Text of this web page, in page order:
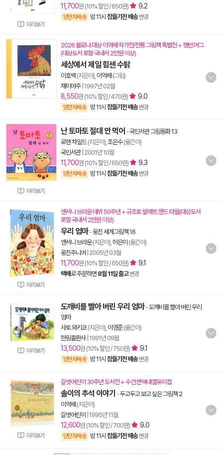
미리보기
11,700원 (10% 할인 / 650원) 9.2
양탄자배송 밤 11시 잠들기전 배송 변경
2026 볼로냐 대상 이억배 작가전/전통 그림책 특별전 + 쟁반.머그
(대상도서 포함 국내서 2만원 이상)
세상에서 제일 힘센 수탉
이호백 (지은이), 이억배 (그림)
재미마주| 1997년 02월
8,550원 (10% 할인 / 470원) 9.0
양탄자배송 밤 11시 잠들기전 배송 변경
미리보기
난 토마토 절대 안 먹어 -국민서관 그림동화 13
로렌 차일드(지은이), 조은수(옮긴이)
국민서관| 2001년 10월
11,700원 (10% 할인 / 650원) 9.3
양탄자배송 밤 11시 잠들기전 배송 변경
미리보기
앤서니 브라운 데뷔 50주년 + 규조토 발매트.핸드 타월(대상도서
포함 국내서 2만원 이상)
우리 엄마-웅진 세계그림책 16
앤서니 브라운(지은이), 허은미 (옮긴이)
웅진주니어 2005년 03월
11,700원 (10% 할인 / 650원) 9.1
택배로 주문하면 8월 11일 출고 변경
미리보기
도깨비를 빨아 버린 우리 엄마-도깨비를 빨아 버린 우리
엄마
사토 와키코(지은이), 이영준(옮긴이)
한림출판사| 1991년 09월
13,500원 (10% 할인 / 750원) 9.1
양탄자배송 밤 11시 잠들기전 배송 변경
미리보기
길벗어린이 30주년 도서전 + 수건.변색내열유리컵
솔이의 추석 이야기 -두고두고 보고 싶은 그림책 2
이억배 (지은이)
길벗어린이
1995년 11월
12,600원 (10% 할인 / 700원) 9.0
양탄자배송 밤 11시 잠들기전 배송 변경